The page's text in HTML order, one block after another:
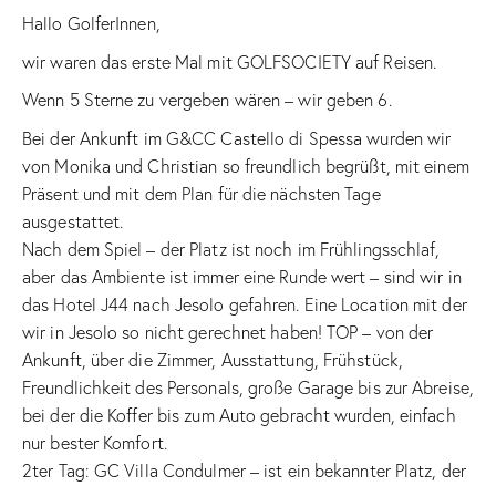
Hallo GolferInnen,
wir waren das erste Mal mit GOLFSOCIETY auf Reisen.
Wenn 5 Sterne zu vergeben wären – wir geben 6.
Bei der Ankunft im G&CC Castello di Spessa wurden wir
von Monika und Christian so freundlich begrüßt, mit einem
Präsent und mit dem Plan für die nächsten Tage
ausgestattet.
Nach dem Spiel – der Platz ist noch im Frühlingsschlaf,
aber das Ambiente ist immer eine Runde wert – sind wir in
das Hotel J44 nach Jesolo gefahren. Eine Location mit der
wir in Jesolo so nicht gerechnet haben! TOP – von der
Ankunft, über die Zimmer, Ausstattung, Frühstück,
Freundlichkeit des Personals, große Garage bis zur Abreise,
bei der die Koffer bis zum Auto gebracht wurden, einfach
nur bester Komfort.
2ter Tag: GC Villa Condulmer – ist ein bekannter Platz, der